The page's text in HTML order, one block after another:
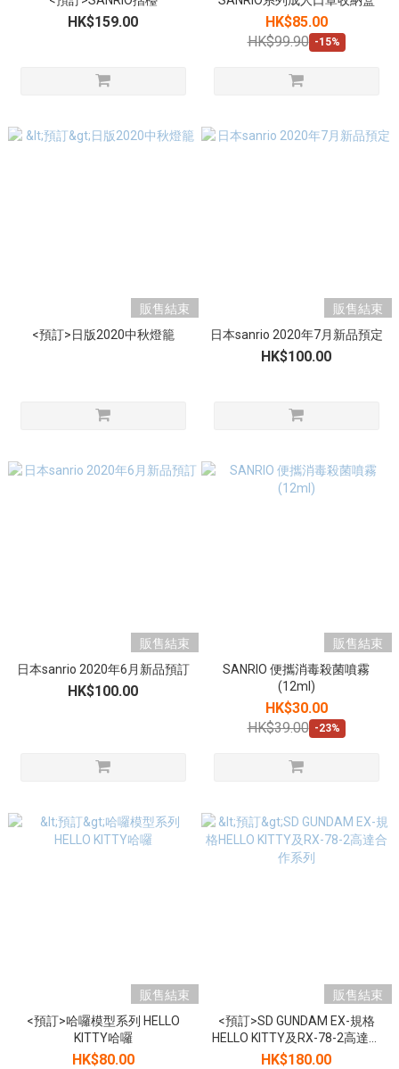
HK$159.00
HK$85.00
HK$99.90 -15%
販售結束
<預訂>日版2020中秋燈籠
販售結束
日本sanrio 2020年7月新品預定
HK$100.00
販售結束
日本sanrio 2020年6月新品預訂
HK$100.00
販售結束
SANRIO 便攜消毒殺菌噴霧
(12ml)
HK$30.00
HK$39.00 -23%
販售結束
<預訂>哈囉模型系列 HELLO
KITTY哈囉
HK$80.00
販售結束
<預訂>SD GUNDAM EX-規格
HELLO KITTY及RX-78-2高達合
作系列
HK$180.00